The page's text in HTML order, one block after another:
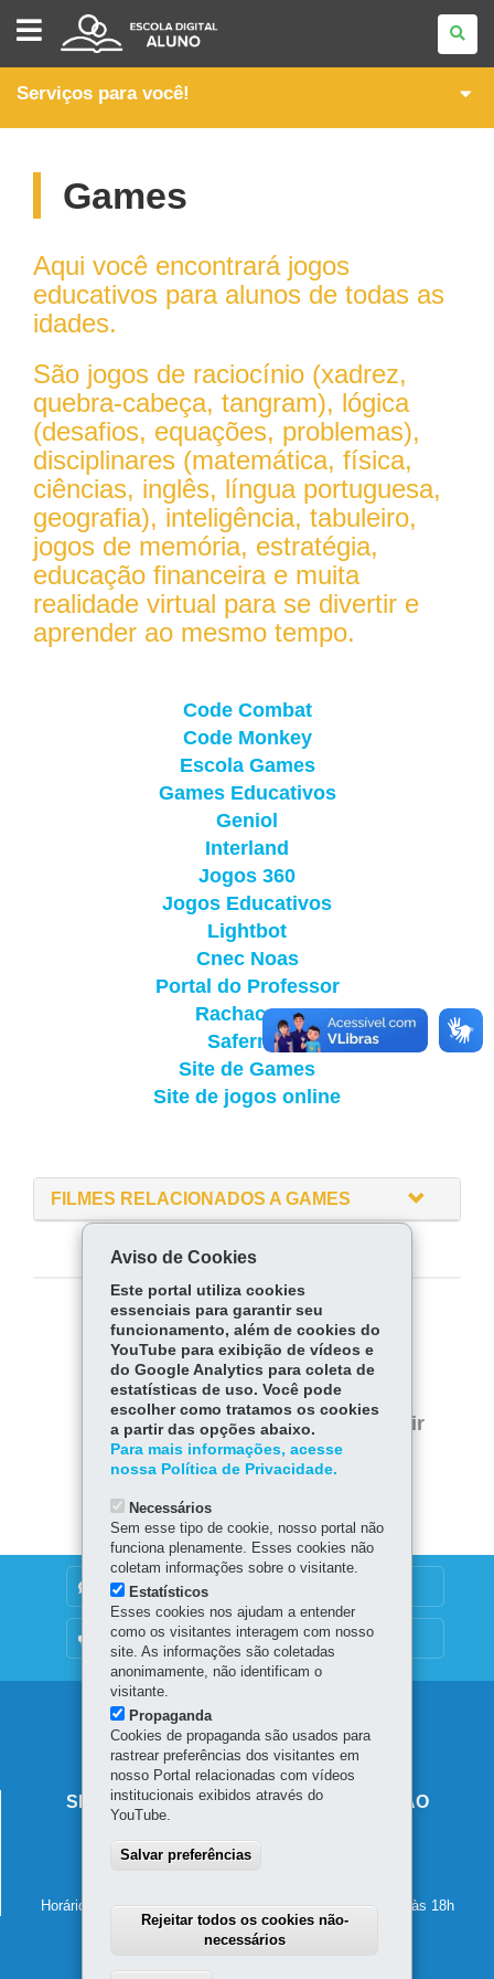
CONEXÃO
ALUNO
Serviços para você!
Games
Aqui você encontrará jogos
educativos para alunos de todas as
idades.
São jogos de raciocínio (xadrez,
quebra-cabeça, tangram), lógica
(desafios, equações, problemas),
disciplinares (matemática, física,
ciências, inglês, língua portuguesa,
geografia), inteligência, tabuleiro,
jogos de memória, estratégia,
educação financeira e muita
realidade virtual para se divertir e
aprender ao mesmo tempo.
Code Combat
Code Monkey
Escola Games
Games Educativos
Geniol
Interland
Jogos 360
Jogos Educativos
Lightbot
Cnec Noas
Portal do Professor
Rachacuca
Safernet
Site de Games
Site de jogos online
FILMES RELACIONADOS A GAMES
COMPARTILHE:
Fa
ce
bo
ok
Tw
itt
er
W
ha
ts
Ap
p
Voltar Início
Imprimir
Baixar
DENUNCIE CORRUPÇÃO
OUVIDORIA
Navegação
principal
SECRETARIA DE ESTADO DA EDUCAÇÃO
80610-011-Curitiba
Horário de atendimento: de segunda a sexta-feira, das 8h às 18h
Aviso de Cookies
Este portal utiliza cookies
essenciais para garantir seu
funcionamento, além de cookies do
YouTube para exibição de vídeos e
do Google Analytics para coleta de
estatísticas de uso. Você pode
escolher como tratamos os cookies
a partir das opções abaixo.
Para mais informações, acesse
nossa Política de Privacidade.
Necessários
Sem esse tipo de cookie, nosso portal não
funciona plenamente. Esses cookies não
coletam informações sobre o visitante.
Estatísticos
Esses cookies nos ajudam a entender
como os visitantes interagem com nosso
site. As informações são coletadas
anonimamente, não identificam o
visitante.
Propaganda
Cookies de propaganda são usados para
rastrear preferências dos visitantes em
nosso Portal relacionadas com vídeos
institucionais exibidos através do
YouTube.
Salvar preferências
Rejeitar todos os cookies não-
necessários